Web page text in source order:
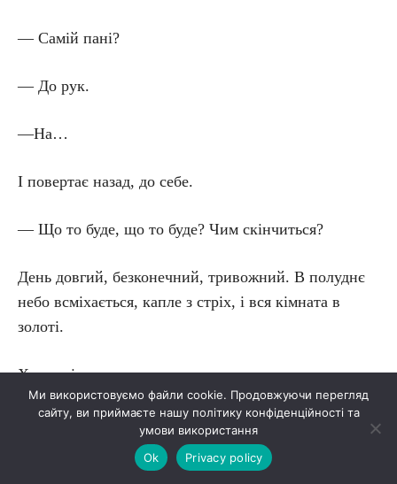
— Самій пані?
— До рук.
—На…
І повертає назад, до себе.
— Що то буде, що то буде? Чим скінчиться?
День довгий, безконечний, тривожний. В полуднє
небо всміхається, капле з стріх, і вся кімната в
золоті.
Ходить і думає.
Обід не йде до горла, в роті сухо, голова важка. Що
Ми використовуємо файли cookie. Продовжуючи перегляд
сайту, ви приймаєте нашу політику конфіденційності та
умови використання
Ok
Privacy policy